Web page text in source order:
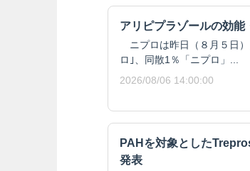
アリピプラゾールの効
ニプロは昨日（８月５日
ロ｣、同散1％「ニプロ」...
2026/08/06 14:00:00
PAHを対象とした
発表